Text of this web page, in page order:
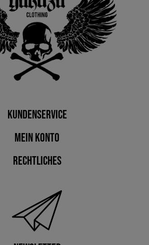
Kundenservice
Mein Konto
Rechtliches